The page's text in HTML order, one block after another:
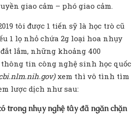
giao cảm – phó giao cảm.
tôi được 1 tiến sỹ là học trò cũ
1 lọ nhỏ chứa 2g loại hoa nhụy
lắm, những khoảng 400
tin công nghệ sinh học quốc
xem thì vô tình tìm
lược dịch như sau:
trong nhụy nghệ tây đã ngăn chặn